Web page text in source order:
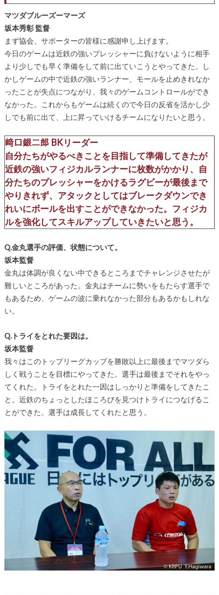
マツダブルーズーマーズ
坂本秀彰 監督
まず協会、サポーターの皆様に感謝申し上げます。
今日のゲームは近鉄の強いプレッシャーに負けないように相手
より少しでも早く準備をして前に出ていこうとやってきた。し
かしゲームの中で近鉄の強いランナー、モールを止めきれなか
ったことが失点につながり、我々のゲームコントロールができ
なかった。これからもゲームは続くので今日の反省を活かし少
しでも前に出て、上に昇っていけるチームになりたいと思う。
﨑口銀二郎 BKリーダー
自分たちがやるべきことを目指して準備してきたが
近鉄の強いフィジカルランナーに枚数がかかり、自
分たちのプレッシャーをかけるラグビーが最後まで
やりきれず、アタックとしてはブレークダウンでき
れいにボールを出すことができなかった。フィジカ
ルを強化してスキルアップしていきたいと思う。
Q.金丸選手の評価、状態について。
坂本監督
金丸は体調が良くない中できるところまでチャレンジさせたが
難しいところがあった。金丸はチームに勢いをもたらす選手で
もあるため、ゲームの波に乗れなかった部分もあるかもしれな
い。
Q.トライをとれた要因は。
坂本監督
我々はこのトップリーグカップを勝敗以上に最後までマツダら
しく戦うことを目標にやってきた。選手は最後までそれをやっ
てくれた。トライをとれた一因はしっかりと準備をしてきたこ
と。近鉄のちょっとしたほころびを見つけトライにつなげるこ
とができた。選手は成長してくれたと思う。